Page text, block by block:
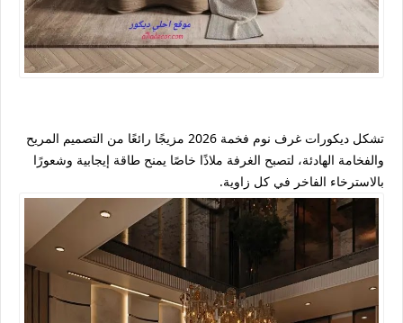
تشكل ديكورات غرف نوم فخمة 2026 مزيجًا رائعًا من التصميم المريح
والفخامة الهادئة، لتصبح الغرفة ملاذًا خاصًا يمنح طاقة إيجابية وشعورًا
بالاسترخاء الفاخر في كل زاوية.